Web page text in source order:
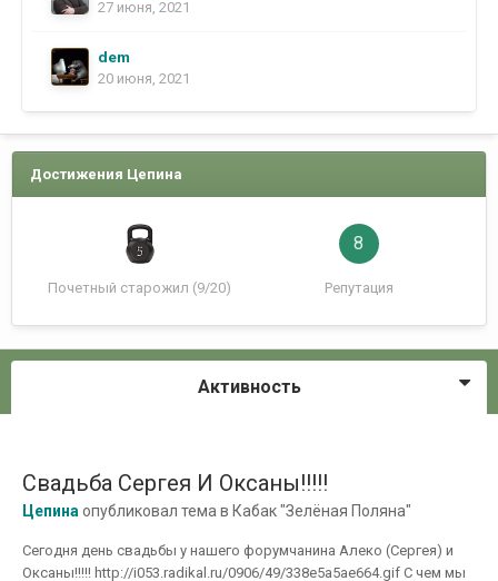
27 июня, 2021
dem
20 июня, 2021
Достижения Цепина
Почетный старожил (9/20)
8
Репутация
Активность
Свадьба Сергея И Оксаны!!!!!
Цепина опубликовал тема в Кабак "Зелёная Поляна"
Сегодня день свадьбы у нашего форумчанина Алеко (Сергея) и
Оксаны!!!!! http://i053.radikal.ru/0906/49/338e5a5ae664.gif С чем мы